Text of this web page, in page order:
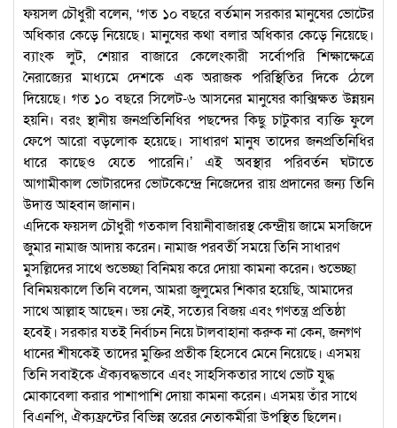
ফয়সল চৌধুরী বলেন, ‘গত ১০ বছরে বর্তমান সরকার মানুষের ভোটের
অধিকার কেড়ে নিয়েছে। মানুষের কথা বলার অধিকার কেড়ে নিয়েছে।
ব্যাংক লুট, শেয়ার বাজারে কেলেংকারী সর্বোপরি শিক্ষাক্ষেত্রে
নৈরাজ্যের মাধ্যমে দেশকে এক অরাজক পরিস্থিতির দিকে ঠেলে
দিয়েছে। গত ১০ বছরে সিলেট-৬ আসনের মানুষের কাক্সিক্ষত উন্নয়ন
হয়নি। বরং স্থানীয় জনপ্রতিনিধির পছন্দের কিছু চাটুকার ব্যক্তি ফুলে
ফেপে আরো বড়লোক হয়েছে। সাধারণ মানুষ তাদের জনপ্রতিনিধির
ধারে কাছেও যেতে পারেনি।’ এই অবস্থার পরিবর্তন ঘটাতে
আগামীকাল ভোটারদের ভোটকেন্দ্রে নিজেদের রায় প্রদানের জন্য তিনি
উদাত্ত আহবান জানান।
এদিকে ফয়সল চৌধুরী গতকাল বিয়ানীবাজারস্থ কেন্দ্রীয় জামে মসজিদে
জুমার নামাজ আদায় করেন। নামাজ পরবর্তী সময়ে তিনি সাধারণ
মুসল্লিদের সাথে শুভেচ্ছা বিনিময় করে দোয়া কামনা করেন। শুভেচ্ছা
বিনিময়কালে তিনি বলেন, আমরা জুলুমের শিকার হয়েছি, আমাদের
সাথে আল্লাহ আছেন। ভয় নেই, সত্যের বিজয় এবং গণতন্ত্র প্রতিষ্ঠা
হবেই। সরকার যতই নির্বাচন নিয়ে টালবাহানা করুক না কেন, জনগণ
ধানের শীষকেই তাদের মুক্তির প্রতীক হিসেবে মেনে নিয়েছে। এসময়
তিনি সবাইকে ঐক্যবদ্ধভাবে এবং সাহসিকতার সাথে ভোট যুদ্ধ
মোকাবেলা করার পাশাপাশি দোয়া কামনা করেন। এসময় তাঁর সাথে
বিএনপি, ঐক্যফ্রন্টের বিভিন্ন স্তরের নেতাকর্মীরা উপস্থিত ছিলেন।